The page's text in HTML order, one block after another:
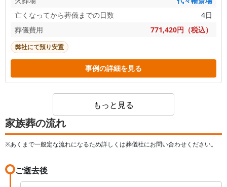
亡くなってから葬儀までの日数
4日
葬儀費用
771,420円（税込）
弊社にて預り安置
事例の詳細を見る
もっと見る
家族葬の流れ
※あくまで一般定な流れになるため詳しくは葬儀社にお問い合わせください。
ご逝去後